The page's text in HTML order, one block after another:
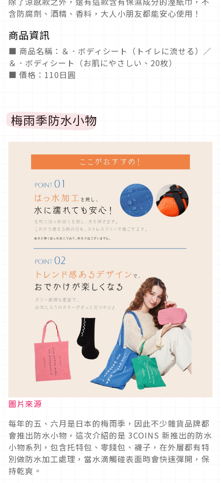
含防腐劑、酒精、香料，大人小朋友都能安心使用！
商品資訊
■ 商品名稱：＆．ボディシート（トイレに流せる）／
＆．ボディシート（お肌にやさしい、20枚）
■ 價格：110日圓
梅雨季防水小物
圖片來源
每年的五、六月是日本的梅雨季，因此不少雜貨品牌都
會推出防水小物，這次介紹的是 3COINS 新推出的防水
小物系列，包含托特包、零錢包、襪子，在外層都有特
別做防水加工處理，當水滴觸碰表面時會快速彈開，保
持乾爽。